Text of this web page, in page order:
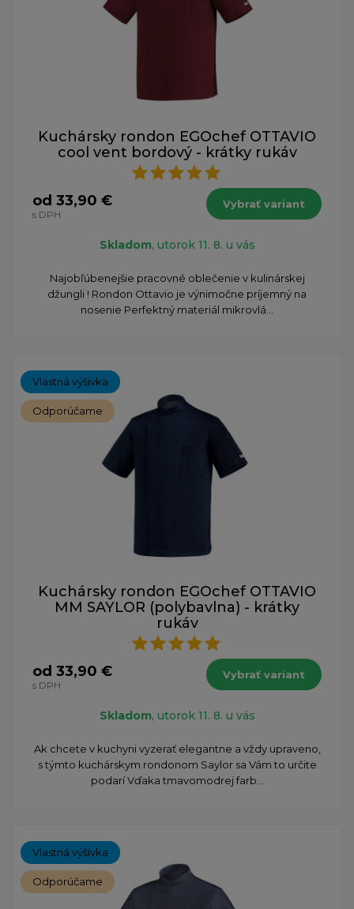
Kuchársky rondon EGOchef OTTAVIO
cool vent bordový - krátky rukáv
od 33,90 €
s DPH
Vybrať variant
Skladom, utorok 11. 8. u vás
​Najobľúbenejšie pracovné oblečenie v kulinárskej
džungli ! Rondon Ottavio je výnimočne príjemný na
nosenie Perfektný materiál mikrovlá...
Vlastná výšivka
Odporúčame
Kuchársky rondon EGOchef OTTAVIO
MM SAYLOR (polybavlna) - krátky
rukáv
od 33,90 €
s DPH
Vybrať variant
Skladom, utorok 11. 8. u vás
Ak chcete v kuchyni vyzerať elegantne a vždy upraveno,
s týmto kuchárskym rondonom Saylor sa Vám to určite
podarí Vďaka tmavomodrej farb...
Vlastná výšivka
Odporúčame